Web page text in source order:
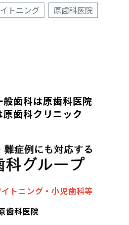
トニング
原歯科医院
歯科は原歯科医院
歯科クリニック
トニング・小児歯科等
歯科医院